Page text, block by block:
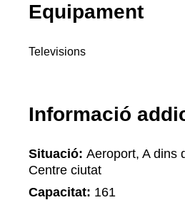
Equipament
Televisions
Informació
Situació: Aeroport, A dins
Centre ciutat
Capacitat: 161